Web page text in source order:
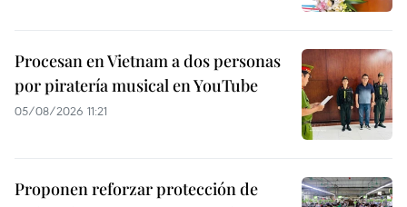
Procesan en Vietnam a dos personas
por piratería musical en YouTube
05/08/2026 11:21
Proponen reforzar protección de